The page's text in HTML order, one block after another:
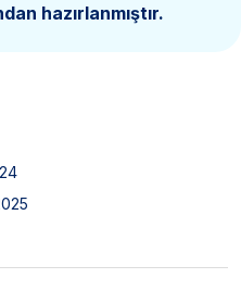
hazırlanmıştır.